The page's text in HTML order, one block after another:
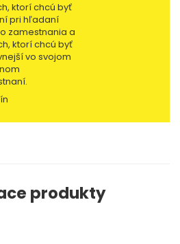
ktorí chcú byť
pri hľadaní
zamestnania a
ktorí chcú byť
vo svojom
produkty